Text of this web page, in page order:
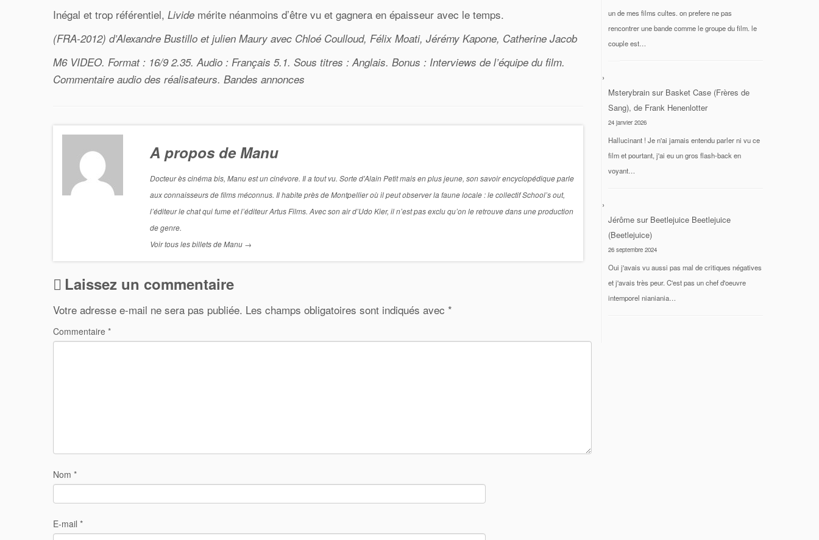
Inégal et trop référentiel, Livide mérite néanmoins d’être vu et gagnera en épaisseur avec le temps.
(FRA-2012) d’Alexandre Bustillo et julien Maury avec Chloé Coulloud, Félix Moati, Jérémy Kapone, Catherine Jacob
M6 VIDEO. Format : 16/9 2.35. Audio : Français 5.1. Sous titres : Anglais. Bonus : Interviews de l’équipe du film.
Commentaire audio des réalisateurs. Bandes annonces
A propos de Manu
Docteur ès cinéma bis, Manu est un cinévore. Il a tout vu. Sorte d'Alain Petit mais en plus jeune, son savoir encyclopédique parle
aux connaisseurs de films méconnus. Il habite près de Montpellier où il peut observer la faune locale : le collectif School’s out,
l’éditeur le chat qui fume et l’éditeur Artus Films. Avec son air d’Udo Kier, il n’est pas exclu qu’on le retrouve dans une production
de genre.
Voir tous les billets de Manu →
Laissez un commentaire
Votre adresse e-mail ne sera pas publiée. Les champs obligatoires sont indiqués avec *
Commentaire *
Nom *
E-mail *
un de mes films cultes. on prefere ne pas
rencontrer une bande comme le groupe du film. le
couple est…
Msterybrain sur Basket Case (Frères de
Sang), de Frank Henenlotter
24 janvier 2026
Hallucinant ! Je n'ai jamais entendu parler ni vu ce
film et pourtant, j'ai eu un gros flash-back en
voyant…
Jérôme sur Beetlejuice Beetlejuice
(Beetlejuice)
26 septembre 2024
Oui j'avais vu aussi pas mal de critiques négatives
et j'avais très peur. C'est pas un chef d'oeuvre
intemporel nianiania…